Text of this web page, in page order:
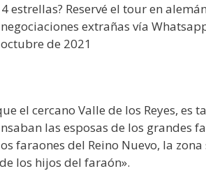
estrellas? Reservé el tour en
extrañas vía
de 2021
el cercano Valle de los Reyes, es
las esposas de los grandes
faraones del Reino Nuevo, la
los hijos del faraón».